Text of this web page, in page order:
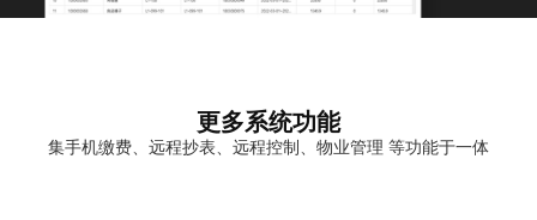
更多系统功能
集手机缴费、远程抄表、远程控制、物业管理 等功能于一体